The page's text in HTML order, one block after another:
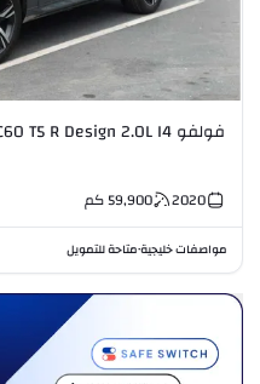
فولفو XC60 T5 R Design 2.0L I4
2020
59,900كم
مواصفات خليجية•متاحة للتمويل